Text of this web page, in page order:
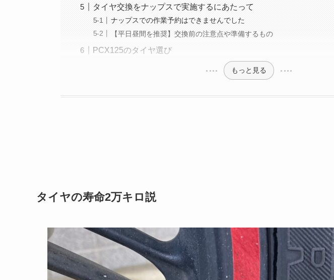
タイヤ交換をナップスで実施するにあたって
ナップスでの作業予約はできませんでした
【平日昼間を推奨】交換前の注意点や準備するもの
PCX125のタイヤ選び
もっと見る
タイヤの寿命2万キロ説